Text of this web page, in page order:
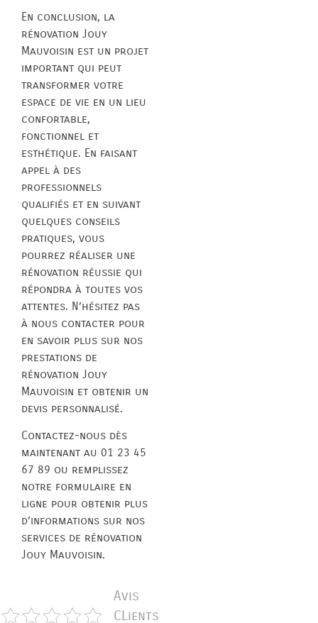
En conclusion, la
rénovation Jouy
Mauvoisin est un projet
important qui peut
transformer votre
espace de vie en un lieu
confortable,
fonctionnel et
esthétique. En faisant
appel à des
professionnels
qualifiés et en suivant
quelques conseils
pratiques, vous
pourrez réaliser une
rénovation réussie qui
répondra à toutes vos
attentes. N’hésitez pas
à nous contacter pour
en savoir plus sur nos
prestations de
rénovation Jouy
Mauvoisin et obtenir un
devis personnalisé.
Contactez-nous dès
maintenant au 01 23 45
67 89 ou remplissez
notre formulaire en
ligne pour obtenir plus
d’informations sur nos
services de rénovation
Jouy Mauvoisin.
Avis
CLients